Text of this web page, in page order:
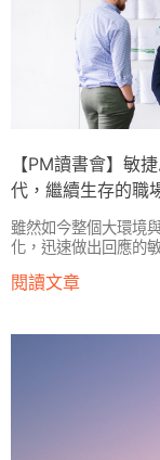
【PM讀書會】敏
代，繼續生存的職
雖然如今整個大環境
化，迅速做出回應的
閱讀文章